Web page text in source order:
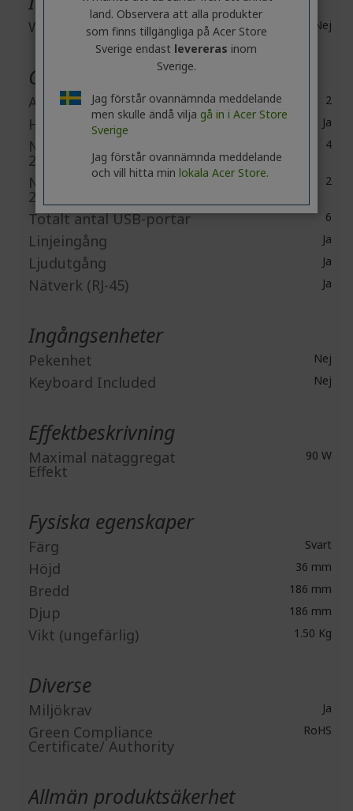
Webbkamera Nej
Gränssnitt / portar
Antal HDMI-portar 2
HDMI Ja
Number of USB 3.2 Gen
2 Type-A Ports
4
Number of USB 3.2 Gen
2 Type-C Ports
2
Totalt antal USB-portar 6
Linjeingång Ja
Ljudutgång Ja
Nätverk (RJ-45) Ja
Ingångsenheter
Pekenhet Nej
Keyboard Included Nej
Effektbeskrivning
Maximal nätaggregat
Effekt
90 W
Fysiska egenskaper
Färg Svart
Höjd 36 mm
Bredd 186 mm
Djup 186 mm
Vikt (ungefärlig) 1.50 Kg
Diverse
Miljökrav Ja
Green Compliance
Certificate/ Authority
RoHS
Allmän produktsäkerhet
land. Observera att alla produkter
som finns tillgängliga på Acer Store
Sverige endast levereras inom
Sverige.
Jag förstår ovannämnda meddelande
men skulle ändå vilja gå in i Acer Store
Sverige
Jag förstår ovannämnda meddelande
och vill hitta min lokala Acer Store.